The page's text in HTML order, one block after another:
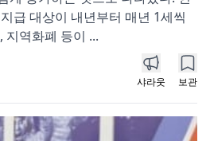
급 대상이 내년부터 매년 1세씩
지역화폐 등이 ...
샤라웃 보관